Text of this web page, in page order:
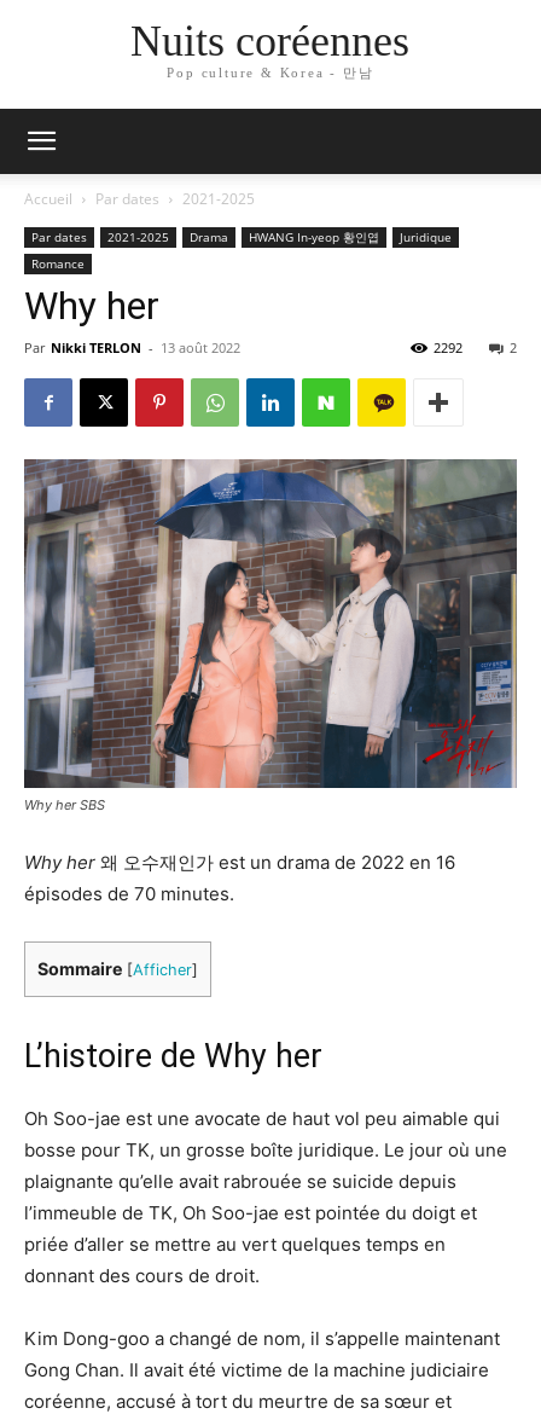
Nuits coréennes
Pop culture & Korea - 만남
Accueil Par dates 2021-2025
Par dates 2021-2025 Drama HWANG In-yeop 황인엽
Juridique
Romance
Why her
Par Nikki TERLON - 13 août 2022 2
2292
Why her SBS
Why her 왜 오수재인가 est un drama de 2022 en 16
épisodes de 70 minutes.
Sommaire [Afficher]
L’histoire de Why her
Oh Soo-jae est une avocate de haut vol peu aimable qui
bosse pour TK, un grosse boîte juridique. Le jour où une
plaignante qu’elle avait rabrouée se suicide depuis
l’immeuble de TK, Oh Soo-jae est pointée du doigt et
priée d’aller se mettre au vert quelques temps en
donnant des cours de droit.
Kim Dong-goo a changé de nom, il s’appelle maintenant
Gong Chan. Il avait été victime de la machine judiciaire
coréenne, accusé à tort du meurtre de sa sœur et